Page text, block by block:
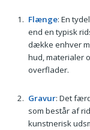
Flænge: En
end en typisk
dække enhver
hud, materialer
overflader.
Gravur: Det
som består af
kunstnerisk